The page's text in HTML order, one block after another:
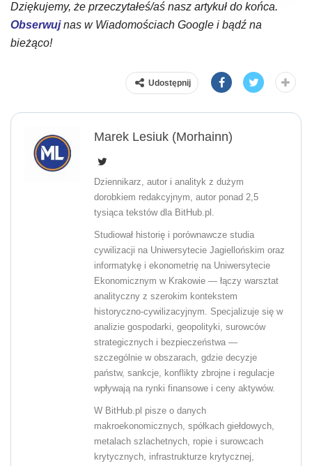
Dziękujemy, że przeczytałeś/aś nasz artykuł do końca.
Obserwujnas w Wiadomościach Google i bądź na
bieżąco!
Udostępnij
Marek Lesiuk (Morhainn)
Dziennikarz, autor i analityk z dużym
dorobkiem redakcyjnym, autor ponad 2,5
tysiąca tekstów dla BitHub.pl.
Studiował historię i porównawcze studia
cywilizacji na Uniwersytecie Jagiellońskim oraz
informatykę i ekonometrię na Uniwersytecie
Ekonomicznym w Krakowie — łączy warsztat
analityczny z szerokim kontekstem
historyczno-cywilizacyjnym. Specjalizuje się w
analizie gospodarki, geopolityki, surowców
strategicznych i bezpieczeństwa —
szczególnie w obszarach, gdzie decyzje
państw, sankcje, konflikty zbrojne i regulacje
wpływają na rynki finansowe i ceny aktywów.
W BitHub.pl pisze o danych
makroekonomicznych, spółkach giełdowych,
metalach szlachetnych, ropie i surowcach
krytycznych, infrastrukturze krytycznej,